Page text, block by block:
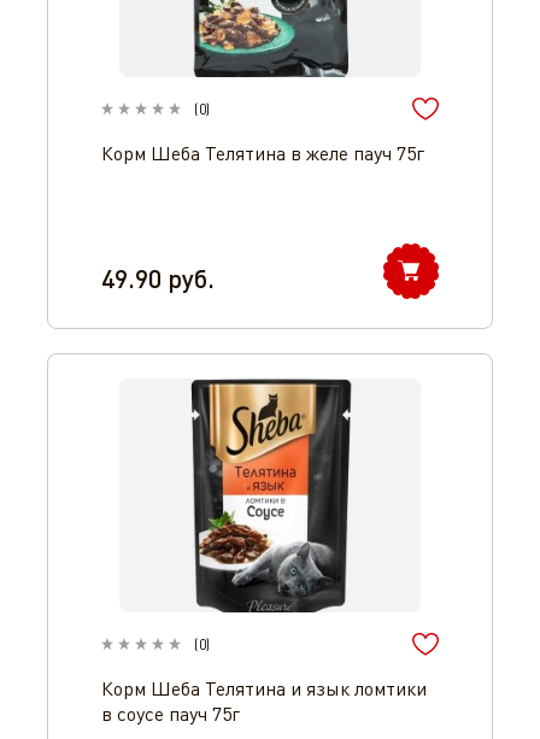
(0)
Корм Шеба Телятина в желе пауч 75г
49.90 руб.
(0)
Корм Шеба Телятина и язык ломтики
в соусе пауч 75г